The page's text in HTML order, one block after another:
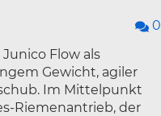
0
Flow als
Gewicht, agiler
Im Mittelpunkt
Riemenantrieb, der